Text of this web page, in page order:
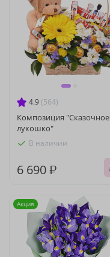
4.9 (564)
Композиция "Сказочное
лукошко"
В наличии
6 690 ₽
Акция